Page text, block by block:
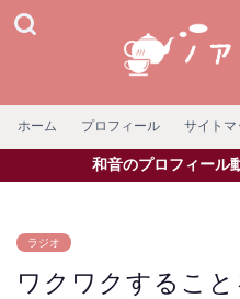
ホーム プロフィール サイトマ
和音のプロフィール
ラジオ
ワクワクするこ